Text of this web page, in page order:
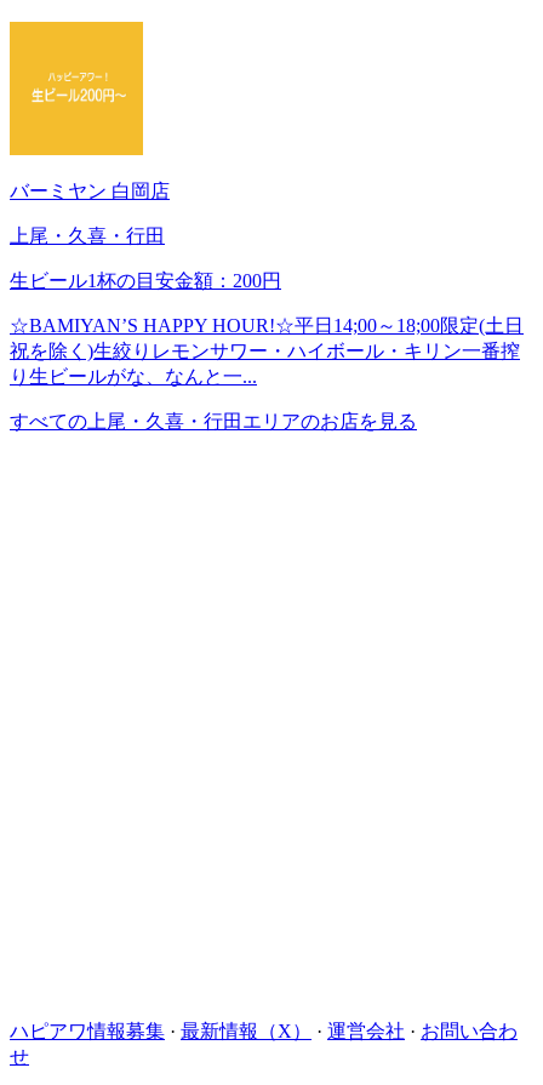
バーミヤン 白岡店
上尾・久喜・行田
生ビール1杯の目安金額：200円
☆BAMIYAN’S HAPPY HOUR!☆平日14;00～18;00限定(土日
祝を除く)生絞りレモンサワー・ハイボール・キリン一番搾
り生ビールがな、なんと一...
すべての上尾・久喜・行田エリアのお店を見る
ハピアワ情報募集 · 最新情報（X） · 運営会社 · お問い合わ
せ